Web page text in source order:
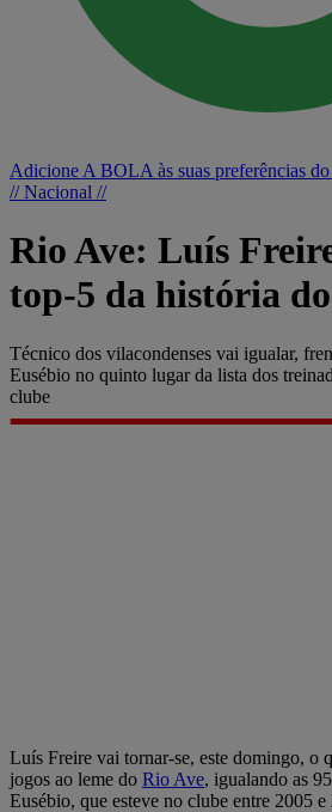
Adicione A BOLA às suas preferências
// Nacional //
Rio Ave: Luís
top-5 da história
Técnico dos vilacondenses vai igualar,
Eusébio no quinto lugar da lista dos
clube
Luís Freire vai tornar-se, este domingo, o
jogos ao leme do Rio Ave, igualando as
Eusébio, que esteve no clube entre 2005 e